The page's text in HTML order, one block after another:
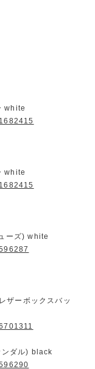
white
white
ーズ) white
ーボックスバッ
ダル) black